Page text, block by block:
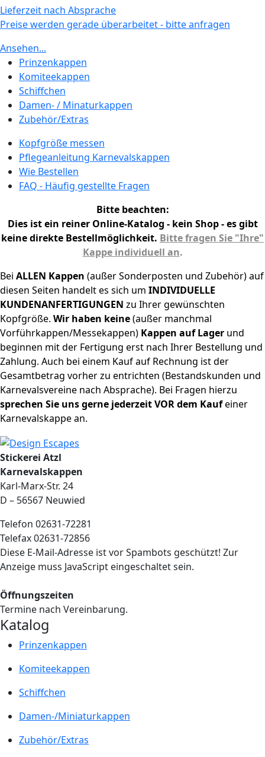
Lieferzeit nach Absprache
Preise werden gerade überarbeitet - bitte anfragen
Ansehen...
Prinzenkappen
Komiteekappen
Schiffchen
Damen- / Minaturkappen
Zubehör/Extras
Kopfgröße messen
Pflegeanleitung Karnevalskappen
Wie Bestellen
FAQ - Häufig gestellte Fragen
Bitte beachten:
Dies ist ein reiner Online-Katalog - kein Shop - es gibt
keine direkte Bestellmöglichkeit. Bitte fragen Sie "Ihre"
Kappe individuell an.
Bei ALLEN Kappen (außer Sonderposten und Zubehör) auf
diesen Seiten handelt es sich um INDIVIDUELLE
KUNDENANFERTIGUNGEN zu Ihrer gewünschten
Kopfgröße. Wir haben keine(außer manchmal
Vorführkappen/Messekappen) Kappen auf Lager und
beginnen mit der Fertigung erst nach Ihrer Bestellung und
Zahlung. Auch bei einem Kauf auf Rechnung ist der
Gesamtbetrag vorher zu entrichten (Bestandskunden und
Karnevalsvereine nach Absprache). Bei Fragen hierzu
sprechen Sie uns gerne jederzeit VOR dem Kaufeiner
Karnevalskappe an.
Stickerei Atzl
Karnevalskappen
Karl-Marx-Str. 24
D – 56567 Neuwied
Telefon 02631-72281
Telefax 02631-72856
Diese E-Mail-Adresse ist vor Spambots geschützt! Zur
Anzeige muss JavaScript eingeschaltet sein.
Öffnungszeiten
Termine nach Vereinbarung.
Katalog
Prinzenkappen
Komiteekappen
Schiffchen
Damen-/Miniaturkappen
Zubehör/Extras